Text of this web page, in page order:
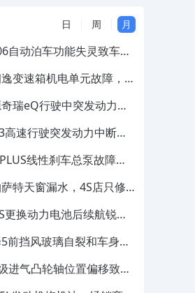
日 周 月
自动泊车功能失灵致车辆
变速箱机电单元故障，厂
瑞eQ行驶中突发动力受
高速行驶突发动力中断，
线性刹车总泵故障，
特天窗漏水，4S店只修
更换动力电池后续航锐
前挡风玻璃自裂和车身多
进气凸轮轴位置偏移致发